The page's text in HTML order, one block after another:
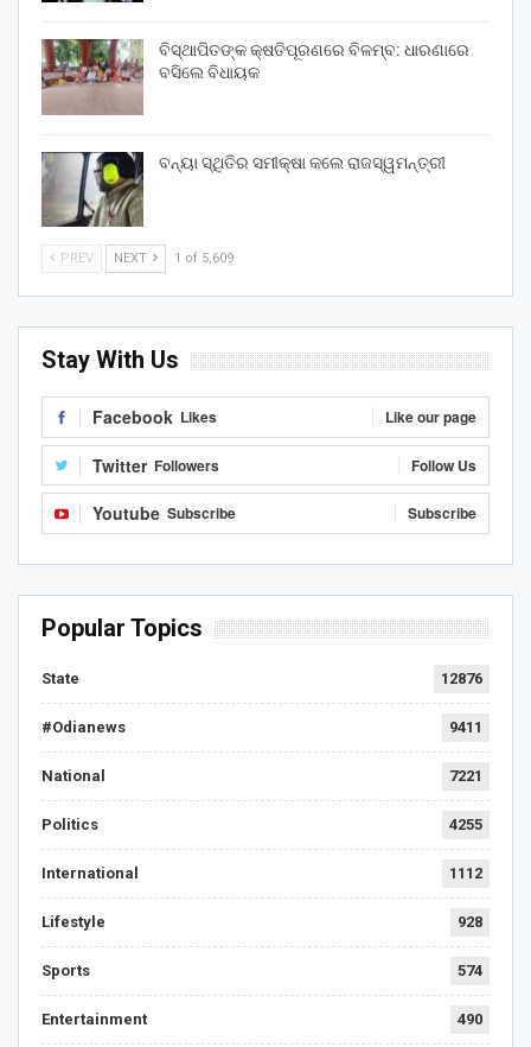
ବିସ୍ଥାପିତଙ୍କ କ୍ଷତିପୂରଣରେ ବିଳମ୍ବ: ଧାରଣାରେ
ବସିଲେ ବିଧାୟକ
ବନ୍ୟା ସ୍ଥିତିର ସମୀକ୍ଷା କଲେ ରାଜସ୍ୱମନ୍ତ୍ରୀ
PREV NEXT 1 of 5,609
Stay With Us
Facebook Likes Like our page
Twitter Followers Follow Us
Youtube Subscribe Subscribe
Popular Topics
State 12876
#Odianews 9411
National 7221
Politics 4255
International 1112
Lifestyle 928
Sports 574
Entertainment 490